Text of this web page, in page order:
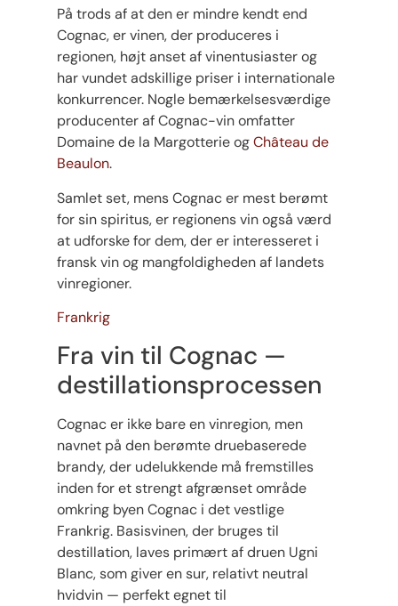
På trods af at den er mindre kendt end
Cognac, er vinen, der produceres i
regionen, højt anset af vinentusiaster og
har vundet adskillige priser i internationale
konkurrencer. Nogle bemærkelsesværdige
producenter af Cognac-vin omfatter
Domaine de la Margotterie ogChâteau de
Beaulon.
Samlet set, mens Cognac er mest berømt
for sin spiritus, er regionens vin også værd
at udforske for dem, der er interesseret i
fransk vin og mangfoldigheden af landets
vinregioner.
Frankrig
Fra vin til Cognac —
destillationsprocessen
Cognac er ikke bare en vinregion, men
navnet på den berømte druebaserede
brandy, der udelukkende må fremstilles
inden for et strengt afgrænset område
omkring byen Cognac i det vestlige
Frankrig. Basisvinen, der bruges til
destillation, laves primært af druen Ugni
Blanc, som giver en sur, relativt neutral
hvidvin — perfekt egnet til